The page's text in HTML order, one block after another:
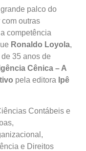
palco do
outras
competência
Ronaldo Loyola,
35 anos de
Cênica – A
pela editora Ipê
Contábeis e
e Direitos